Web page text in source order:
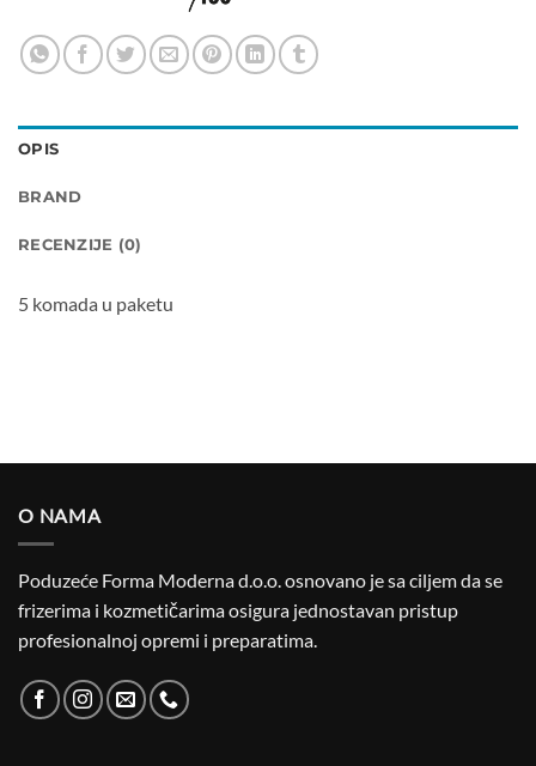
OPIS
BRAND
RECENZIJE (0)
5 komada u paketu
O NAMA
Poduzeće Forma Moderna d.o.o. osnovano je sa ciljem da se
frizerima i kozmetičarima osigura jednostavan pristup
profesionalnoj opremi i preparatima.